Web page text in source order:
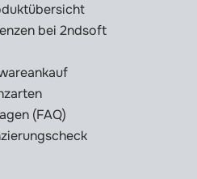
bei 2ndsoft
(FAQ)